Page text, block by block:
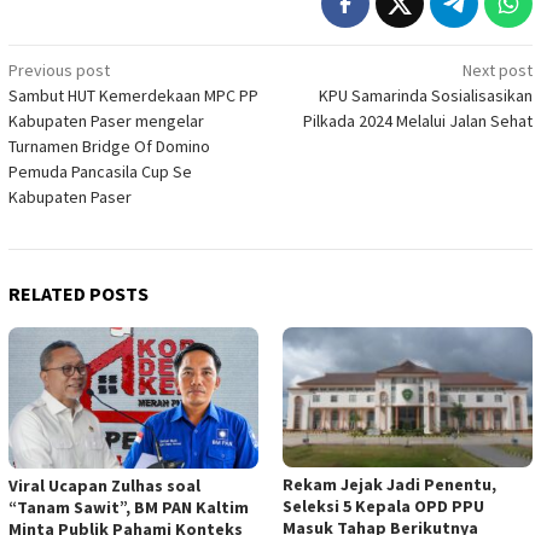
Post
navigation
Previous post
Sambut HUT Kemerdekaan MPC PP
Kabupaten Paser mengelar
Turnamen Bridge Of Domino
Pemuda Pancasila Cup Se
Kabupaten Paser
Next post
KPU Samarinda Sosialisasikan
Pilkada 2024 Melalui Jalan Sehat
RELATED POSTS
Viral Ucapan Zulhas soal
“Tanam Sawit”, BM PAN Kaltim
Minta Publik Pahami Konteks
Rekam Jejak Jadi Penentu,
Seleksi 5 Kepala OPD PPU
Masuk Tahap Berikutnya